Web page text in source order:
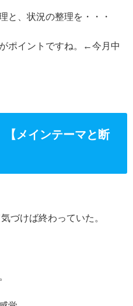
と、状況の整理を・・・
ポイントですね。←今月中
メインテーマと断
づけば終わっていた。